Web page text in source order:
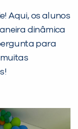
Aqui, os alunos
dinâmica
para